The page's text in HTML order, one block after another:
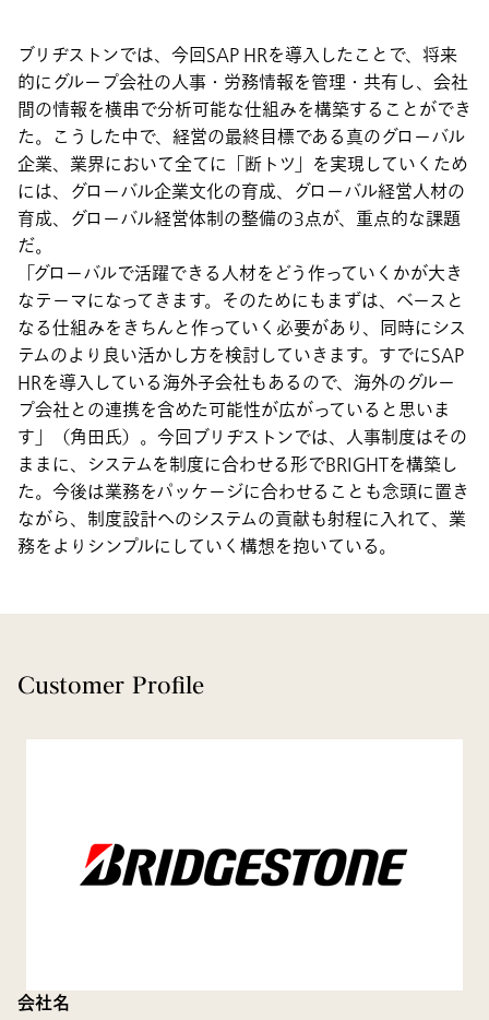
ブリヂストンでは、今回SAP HRを導入したことで、将来
的にグループ会社の人事・労務情報を管理・共有し、会社
間の情報を横串で分析可能な仕組みを構築することができ
た。こうした中で、経営の最終目標である真のグローバル
企業、業界において全てに「断トツ」を実現していくため
には、グローバル企業文化の育成、グローバル経営人材の
育成、グローバル経営体制の整備の3点が、重点的な課題
だ。
「グローバルで活躍できる人材をどう作っていくかが大き
なテーマになってきます。そのためにもまずは、ベースと
なる仕組みをきちんと作っていく必要があり、同時にシス
テムのより良い活かし方を検討していきます。すでにSAP
HRを導入している海外子会社もあるので、海外のグルー
プ会社との連携を含めた可能性が広がっていると思いま
す」（角田氏）。今回ブリヂストンでは、人事制度はその
ままに、システムを制度に合わせる形でBRIGHTを構築し
た。今後は業務をパッケージに合わせることも念頭に置き
ながら、制度設計へのシステムの貢献も射程に入れて、業
務をよりシンプルにしていく構想を抱いている。
Customer Profile
会社名